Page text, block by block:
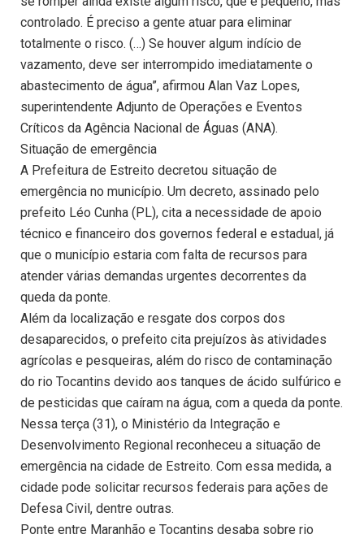
controlado. É preciso a gente atuar para eliminar
totalmente o risco. (…) Se houver algum indício de
vazamento, deve ser interrompido imediatamente o
abastecimento de água”, afirmou Alan Vaz Lopes,
superintendente Adjunto de Operações e Eventos
Críticos da Agência Nacional de Águas (ANA).
Situação de emergência
A Prefeitura de Estreito decretou situação de
emergência no município. Um decreto, assinado pelo
prefeito Léo Cunha (PL), cita a necessidade de apoio
técnico e financeiro dos governos federal e estadual, já
que o município estaria com falta de recursos para
atender várias demandas urgentes decorrentes da
queda da ponte.
Além da localização e resgate dos corpos dos
desaparecidos, o prefeito cita prejuízos às atividades
agrícolas e pesqueiras, além do risco de contaminação
do rio Tocantins devido aos tanques de ácido sulfúrico e
de pesticidas que caíram na água, com a queda da ponte.
Nessa terça (31), o Ministério da Integração e
Desenvolvimento Regional reconheceu a situação de
emergência na cidade de Estreito. Com essa medida, a
cidade pode solicitar recursos federais para ações de
Defesa Civil, dentre outras.
Ponte entre Maranhão e Tocantins desaba sobre rio